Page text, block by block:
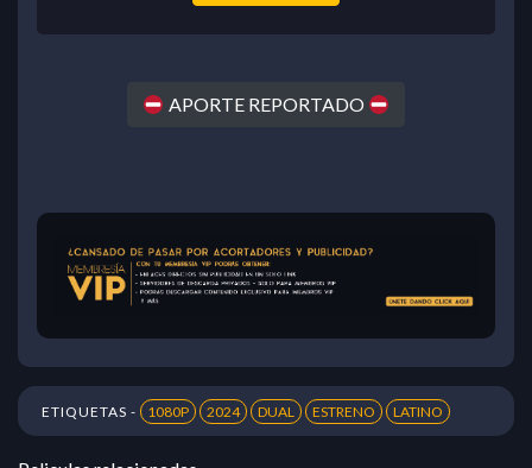
APORTE REPORTADO
ETIQUETAS - 1080P 2024 DUAL ESTRENO LATINO